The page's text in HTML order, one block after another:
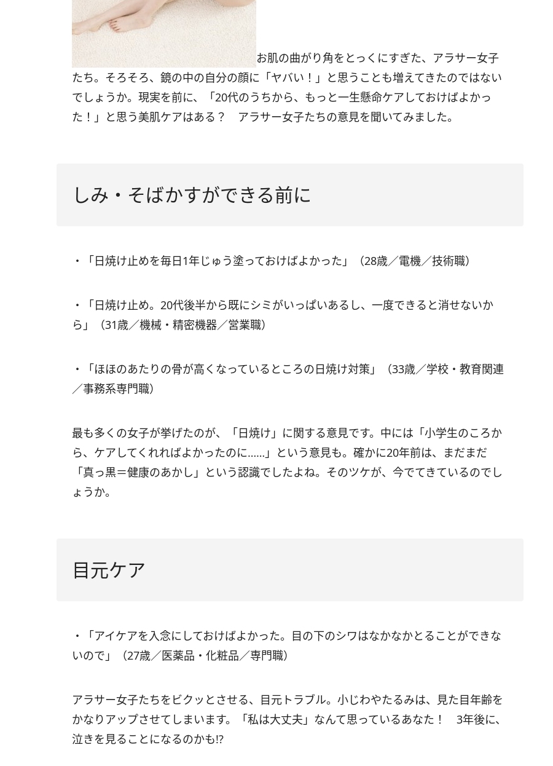
お肌の曲がり角をとっくにすぎた、アラサー女子
たち。そろそろ、鏡の中の自分の顔に「ヤバい！」と思うことも増えてきたのではない
でしょうか。現実を前に、「20代のうちから、もっと一生懸命ケアしておけばよかっ
た！」と思う美肌ケアはある？ アラサー女子たちの意見を聞いてみました。
しみ・そばかすができる前に
・「日焼け止めを毎日1年じゅう塗っておけばよかった」（28歳／電機／技術職）
・「日焼け止め。20代後半から既にシミがいっぱいあるし、一度できると消せないか
ら」（31歳／機械・精密機器／営業職）
・「ほほのあたりの骨が高くなっているところの日焼け対策」（33歳／学校・教育関連
／事務系専門職）
最も多くの女子が挙げたのが、「日焼け」に関する意見です。中には「小学生のころか
ら、ケアしてくれればよかったのに……」という意見も。確かに20年前は、まだまだ
「真っ黒＝健康のあかし」という認識でしたよね。そのツケが、今でてきているのでし
ょうか。
目元ケア
・「アイケアを入念にしておけばよかった。目の下のシワはなかなかとることができな
いので」（27歳／医薬品・化粧品／専門職）
アラサー女子たちをビクッとさせる、目元トラブル。小じわやたるみは、見た目年齢を
かなりアップさせてしまいます。「私は大丈夫」なんて思っているあなた！ 3年後に、
泣きを見ることになるのかも!?